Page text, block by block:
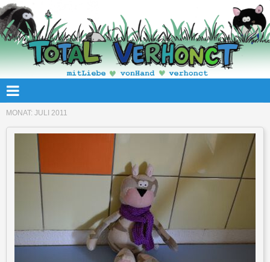
MONAT: JULI 2011